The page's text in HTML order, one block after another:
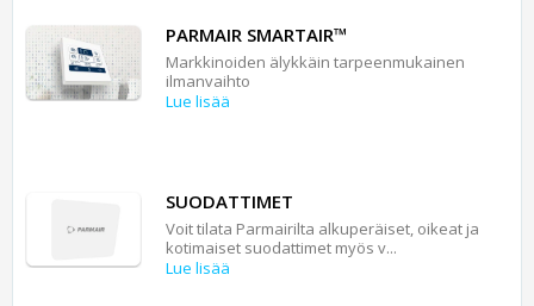
PARMAIR SMARTAIR™
Markkinoiden älykkäin tarpeenmukainen
ilmanvaihto
Lue lisää
SUODATTIMET
Voit tilata Parmairilta alkuperäiset, oikeat ja
kotimaiset suodattimet myös v...
Lue lisää